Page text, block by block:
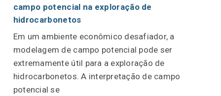
campo potencial na exploração de
hidrocarbonetos
Em um ambiente econômico desafiador, a
modelagem de campo potencial pode ser
extremamente útil para a exploração de
hidrocarbonetos. A interpretação de campo
potencial se